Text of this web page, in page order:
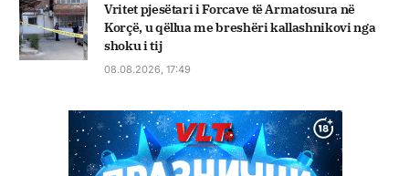
Vritet pjesëtari i Forcave të Armatosura në
Korçë, u qëllua me breshëri kallashnikovi nga
shoku i tij
08.08.2026, 17:49